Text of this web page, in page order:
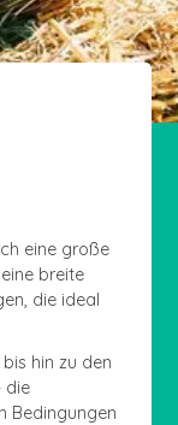
eine große
breite
die ideal
hin zu den
die
Bedingungen